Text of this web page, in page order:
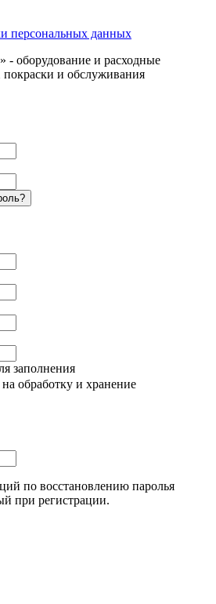
персональных данных
оборудование и расходные
и обслуживания
заполнения
обработку и хранение
по восстановлению паролья
при регистрации.